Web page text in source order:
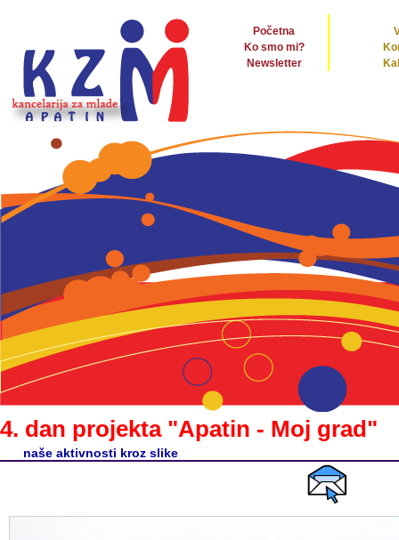
Početna
Ko smo mi?
Newsletter
4. dan projekta "Apatin - Moj grad"
naše aktivnosti kroz slike